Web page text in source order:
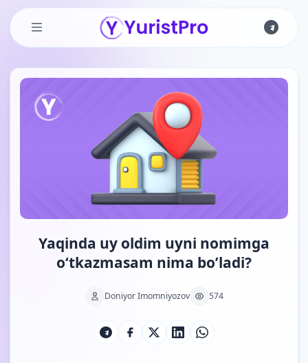
Skip to main content
Yaqinda uy oldim uyni nomimga
o‘tkazmasam nima bo’ladi?
Doniyor Imomniyozov 574